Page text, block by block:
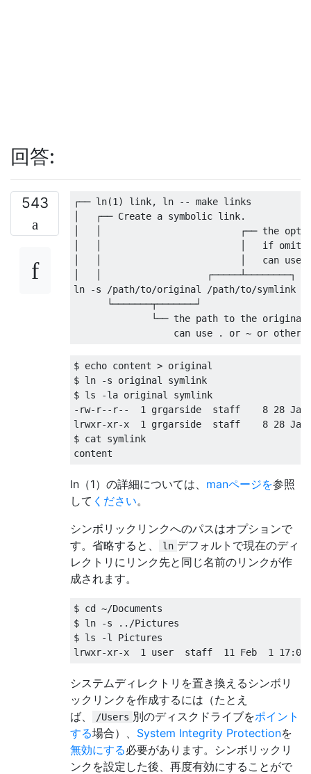
回答:
543 ┌── ln(1 ) link, ln --
┌── Create a symbolic link.
┌──
if
   can use
┌─────┴────────┐
ln
-s /path/to/original /path/to/symlink
└───────┬───────┘
└── the path to the
                  can use
. or ~ or other
$ echo content > original
$ ln
-s original symlink
$ ls
-
- rw- r-- r-- 1 grgarside  staff 8 28 Jan
lrwxr-xr-x 1 grgarside  staff 8 28 Jan
$ cat symlink
content
ln（1）の詳細については、 manページを参照
して ください。
シンボリックリンクへのパスはオプションで
す。省略すると、
ln デフォルトで現在のディ
レクトリにリンク先と同じ名前のリンクが作
成されます。
$ cd ~/Documents
$ ln
-s ../Pictures
$ ls
-l Pictures
lrwxr-xr-x 1 user  staff 11 Feb 1 17: 05
システムディレクトリを置き換えるシンボリ
ックリンクを作成するには（たとえ
ば、
/Users 別のディスクドライブをポイント
する場合）、 System Integrity Protectionを
無効にする必要があります。シンボリックリ
ンクを設定した後、再度有効にすることがで